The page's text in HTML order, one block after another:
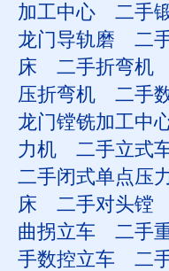
加工中心
二手
龙门导轨磨
二
床
二手折弯机
压折弯机
二手
龙门镗铣加工中
力机
二手立式
二手闭式单点压
床
二手对头镗
曲拐立车
二手
手数控立车
二